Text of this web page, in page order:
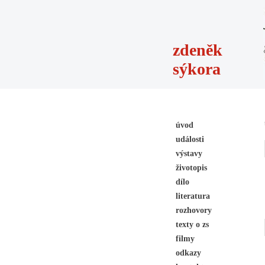
zdeněk
sýkora
úvod
události
výstavy
životopis
dílo
literatura
rozhovory
texty o zs
filmy
odkazy